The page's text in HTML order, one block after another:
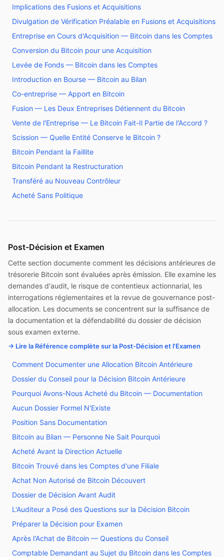
Implications des Fusions et Acquisitions
Divulgation de Vérification Préalable en Fusions et Acquisitions
Entreprise en Cours d'Acquisition — Bitcoin dans les Comptes
Conversion du Bitcoin pour une Acquisition
Levée de Fonds — Bitcoin dans les Comptes
Introduction en Bourse — Bitcoin au Bilan
Co-entreprise — Apport en Bitcoin
Fusion — Les Deux Entreprises Détiennent du Bitcoin
Vente de l'Entreprise — Le Bitcoin Fait-Il Partie de l'Accord ?
Scission — Quelle Entité Conserve le Bitcoin ?
Bitcoin Pendant la Faillite
Bitcoin Pendant la Restructuration
Transféré au Nouveau Contrôleur
Acheté Sans Politique
Post-Décision et Examen
Cette section documente comment les décisions antérieures de
trésorerie Bitcoin sont évaluées après émission. Elle examine les
demandes d'audit, le risque de contentieux actionnarial, les
interrogations réglementaires et la revue de gouvernance post-
allocation. Les documents se concentrent sur la suffisance de
la documentation et la défendabilité du dossier de décision
sous examen externe.
→ Lire la Référence complète sur la Post-Décision et l'Examen
Comment Documenter une Allocation Bitcoin Antérieure
Dossier du Conseil pour la Décision Bitcoin Antérieure
Pourquoi Avons-Nous Acheté du Bitcoin — Documentation
Aucun Dossier Formel N'Existe
Position Sans Documentation
Bitcoin au Bilan — Personne Ne Sait Pourquoi
Acheté Avant la Direction Actuelle
Bitcoin Trouvé dans les Comptes d'une Filiale
Achat Non Autorisé de Bitcoin Découvert
Dossier de Décision Avant Audit
L'Auditeur a Posé des Questions sur la Décision Bitcoin
Préparer la Décision pour Examen
Après l'Achat de Bitcoin — Questions du Conseil
Comptable Demandant au Sujet du Bitcoin dans les Comptes